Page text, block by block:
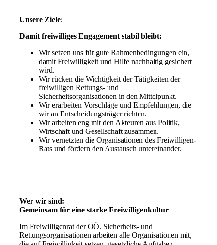
Unsere Ziele:
Damit freiwilliges Engagement stabil bleibt:
Wir setzen uns für gute Rahmenbedingungen ein,
damit Freiwilligkeit und Hilfe nachhaltig gesichert
wird.
Wir rücken die Wichtigkeit der Tätigkeiten der
freiwilligen Rettungs- und
Sicherheitsorganisationen in den Mittelpunkt.
Wir erarbeiten Vorschläge und Empfehlungen, die
wir an Entscheidungsträger richten.
Wir arbeiten eng mit den Akteuren aus Politik,
Wirtschaft und Gesellschaft zusammen.
Wir vernetzten die Organisationen des Freiwilligen-
Rats und fördern den Austausch untereinander.
Wer wir sind:
Gemeinsam für eine starke Freiwilligenkultur
Im Freiwilligenrat der OÖ. Sicherheits- und
Rettungsorganisationen arbeiten alle Organisationen mit,